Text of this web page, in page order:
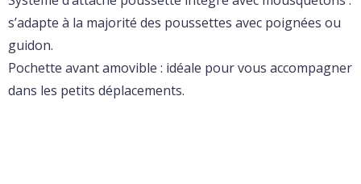
s’adapte à la majorité des poussettes avec poignées ou
guidon.
Pochette avant amovible : idéale pour vous accompagner
dans les petits déplacements.